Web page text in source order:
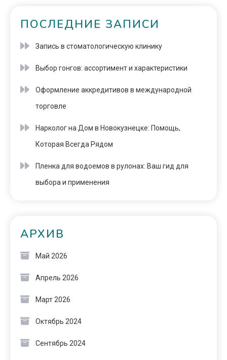
ПОСЛЕДНИЕ ЗАПИСИ
Запись в стоматологическую клинику
Выбор гонгов: ассортимент и характеристики
Оформление аккредитивов в международной
торговле
Нарколог на Дом в Новокузнецке: Помощь,
Которая Всегда Рядом
Пленка для водоемов в рулонах: Ваш гид для
выбора и применения
АРХИВ
Май 2026
Апрель 2026
Март 2026
Октябрь 2024
Сентябрь 2024